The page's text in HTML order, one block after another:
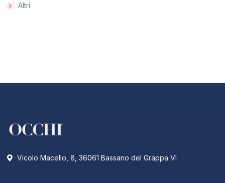
Altri
Vicolo Macello, 8, 36061 Bassano del Grappa VI